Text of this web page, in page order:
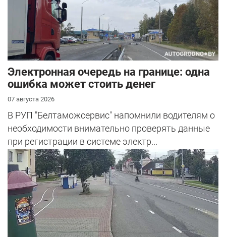
Электронная очередь на границе: одна
ошибка может стоить денег
07 августа 2026
В РУП "Белтаможсервис" напомнили водителям о
необходимости внимательно проверять данные
при регистрации в системе электр...